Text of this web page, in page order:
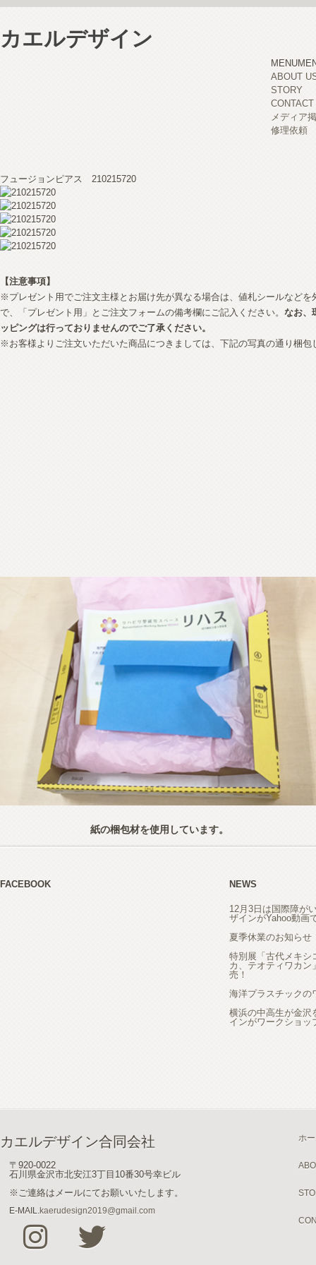
カエルデザイン
MENU
ABOUT
STORY
CONTACT
メディア
修理依頼
フュージョンピアス 210215720
【注意事項】
※プレゼント用でご注文主様とお届け先が異なる場合は、値札シールなどを
で、「プレゼント用」とご注文フォームの備考欄にご記入ください。 なお、
ッピングは行っておりませんのでご了承ください。
※お客様よりご注文いただいた商品につきましては、下記の写真の通り梱包
紙の梱包材を使用しています。
FACEBOOK NEWS
12月3日は国際障が
ザインがYahoo動画
夏季休業のお知らせ
特別展「古代メキ
カ、テオティワカン
売！
海洋プラスチックの
横浜の中高生が金沢
インがワークショッ
カエルデザイン合同会社
〒920-0022
石川県金沢市北安江3丁目10番30号幸ビル
※ご連絡はメールにてお願いいたします。
E-MAIL. kaerudesign2019@gmail.com
ホ